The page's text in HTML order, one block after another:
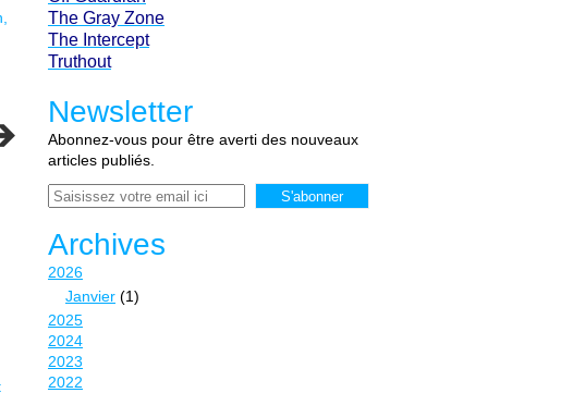
The Gray Zone
The Intercept
Truthout
Newsletter
Abonnez-vous pour être averti des nouveaux
articles publiés.
Email
Archives
2026
Janvier (1)
2025
2024
2023
2022